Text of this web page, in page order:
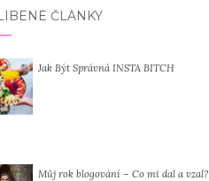
ČLÁNKY
Jak Být Správná INSTA BITCH
Můj rok blogování – Co mi dal a vzal?